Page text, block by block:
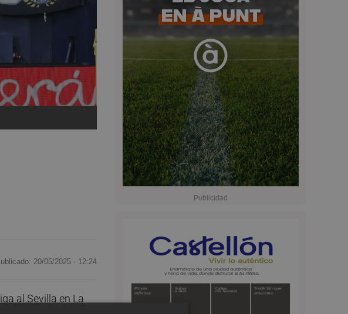
20/05/2025 · 12:24
al Sevilla en La